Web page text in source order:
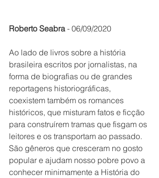
Roberto Seabra - 06/09/2020
Ao lado de livros sobre a história
brasileira escritos por jornalistas, na
forma de biografias ou de grandes
reportagens historiográficas,
coexistem também os romances
históricos, que misturam fatos e ficção
para construírem tramas que fisgam os
leitores e os transportam ao passado.
São gêneros que cresceram no gosto
popular e ajudam nosso pobre povo a
conhecer minimamente a História do